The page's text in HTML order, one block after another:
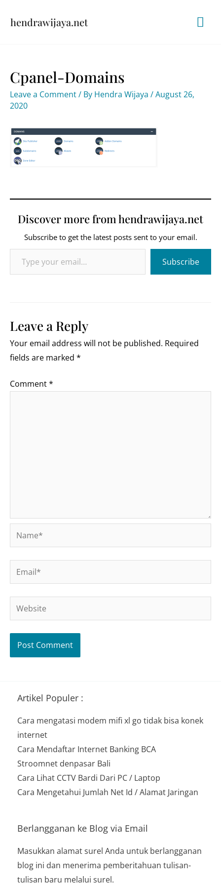
hendrawijaya.net
Cpanel-Domains
Leave a Comment/ By Hendra Wijaya /August 26,
2020
Discover more from hendrawijaya.net
Subscribe to get the latest posts sent to your email.
Type your email…
Subscribe
Leave a Reply
Your email address will not be published. Required
fields are marked *
Comment*
Name*
Email*
Website
Artikel Populer :
Cara mengatasi modem mifi xl go tidak bisa konek
internet
Cara Mendaftar Internet Banking BCA
Stroomnet denpasar Bali
Cara Lihat CCTV Bardi Dari PC / Laptop
Cara Mengetahui Jumlah Net Id / Alamat Jaringan
Berlangganan ke Blog via Email
Masukkan alamat surel Anda untuk berlangganan
blog ini dan menerima pemberitahuan tulisan-
tulisan baru melalui surel.